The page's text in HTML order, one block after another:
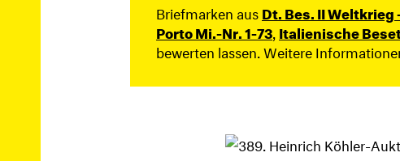
Briefmarken ausDt. Bes. II Weltkrieg
Porto Mi.-Nr. 1-73 Italienische
bewerten lassen. Weitere